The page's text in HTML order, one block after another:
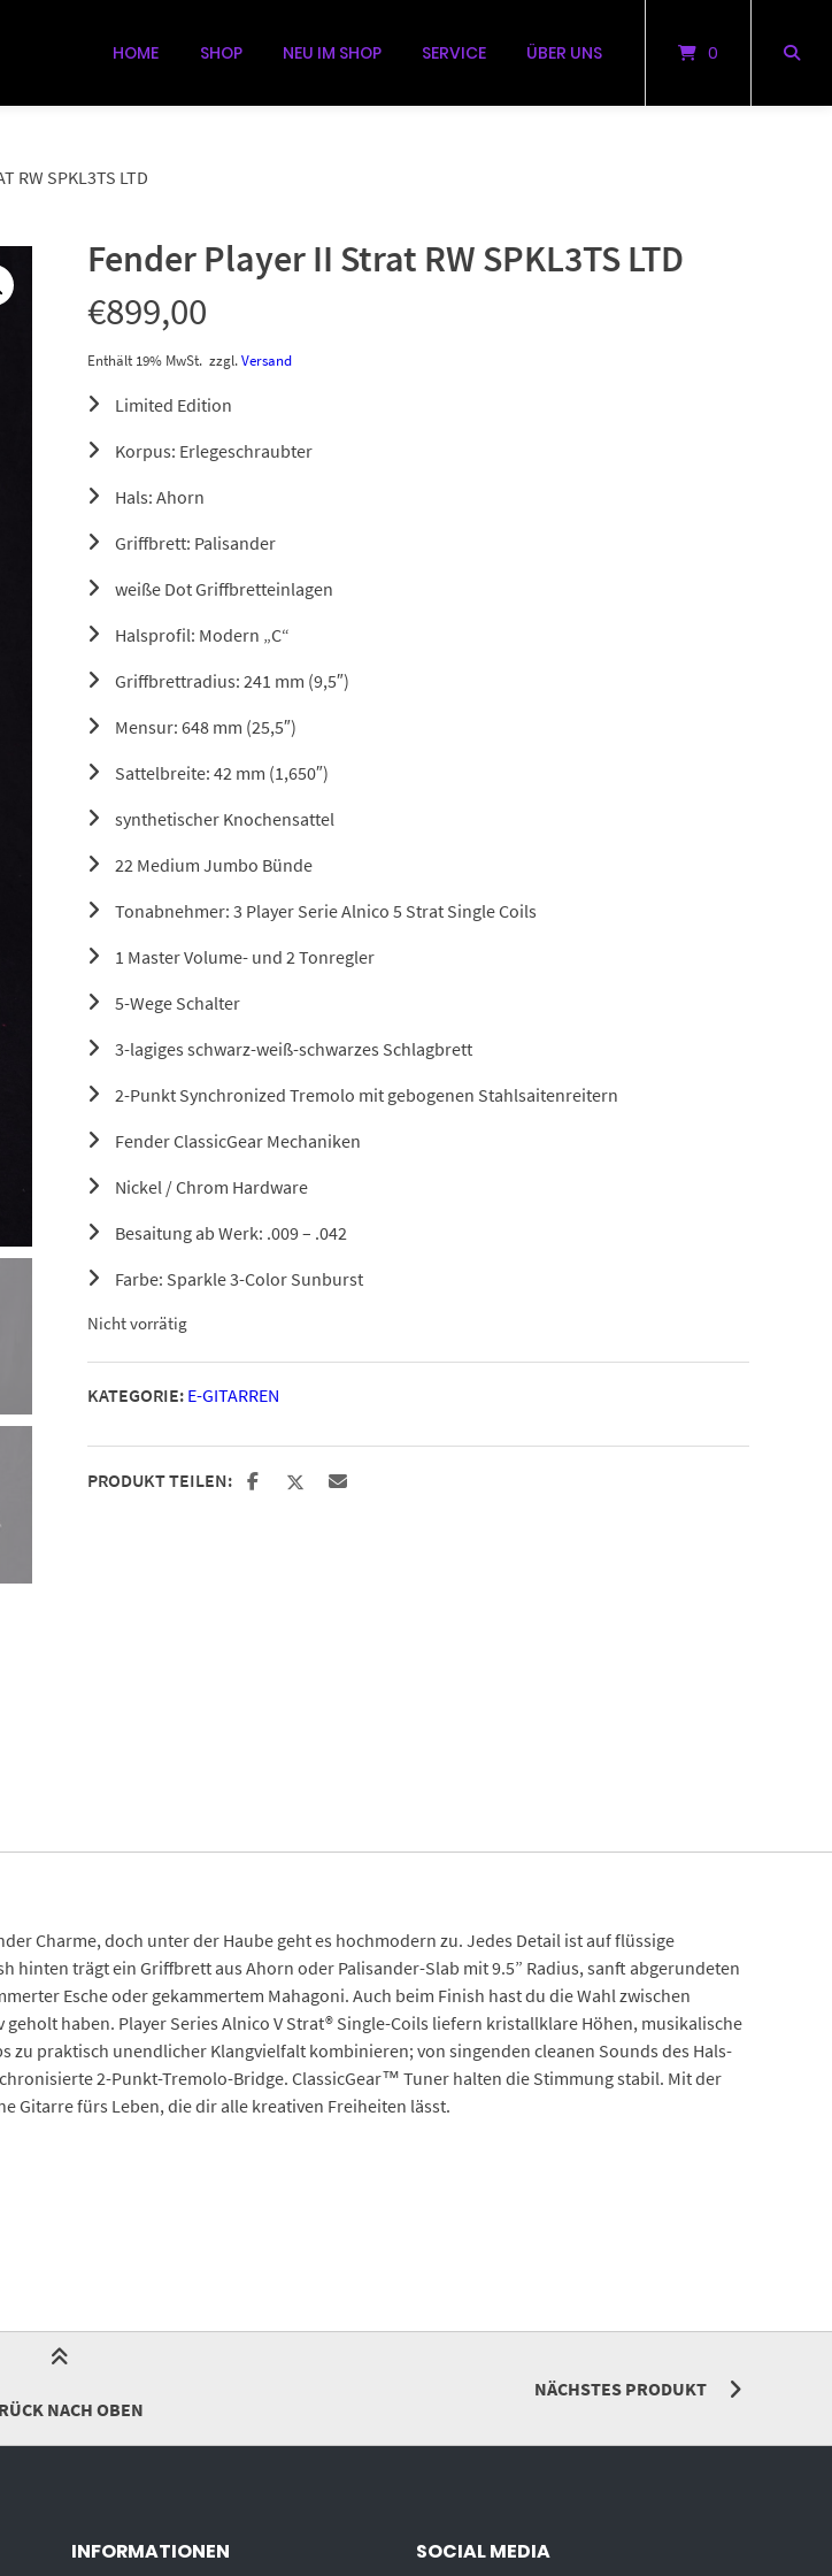
HOME SHOP NEU IM SHOP SERVICE ÜBER UNS 0
RW SPKL3TS LTD
Fender Player II Strat RW SPKL3TS LTD
€899,00
Enthält 19% MwSt. zzgl.Versand
Limited Edition
Korpus: Erlegeschraubter
Hals: Ahorn
Griffbrett: Palisander
weiße Dot Griffbretteinlagen
Halsprofil: Modern „C“
Griffbrettradius: 241 mm (9,5″)
Mensur: 648 mm (25,5″)
Sattelbreite: 42 mm (1,650″)
synthetischer Knochensattel
22 Medium Jumbo Bünde
Tonabnehmer: 3 Player Serie Alnico 5 Strat Single Coils
1 Master Volume- und 2 Tonregler
5-Wege Schalter
3-lagiges schwarz-weiß-schwarzes Schlagbrett
2-Punkt Synchronized Tremolo mit gebogenen Stahlsaitenreitern
Fender ClassicGear Mechaniken
Nickel / Chrom Hardware
Besaitung ab Werk: .009 – .042
Farbe: Sparkle 3-Color Sunburst
Nicht vorrätig
KATEGORIE: E-GITARREN
PRODUKT TEILEN:
Charme, doch unter der Haube geht es hochmodern zu. Jedes Detail ist auf flüssige
trägt ein Griffbrett aus Ahorn oder Palisander-Slab mit 9.5” Radius, sanft abgerundeten
Esche oder gekammertem Mahagoni. Auch beim Finish hast du die Wahl zwischen
haben. Player Series Alnico V Strat® Single-Coils liefern kristallklare Höhen, musikalische
zu praktisch unendlicher Klangvielfalt kombinieren; von singenden cleanen Sounds des Hals-
2-Punkt-Tremolo-Bridge. ClassicGear™ Tuner halten die Stimmung stabil. Mit der
Gitarre fürs Leben, die dir alle kreativen Freiheiten lässt.
NÄCHSTES PRODUKT
NACH OBEN
INFORMATIONEN SOCIAL MEDIA